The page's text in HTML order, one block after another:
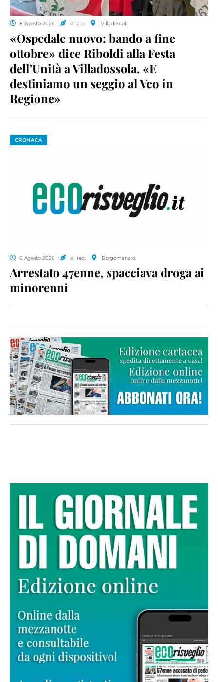
8 Agosto 2026 di a.p. Villadossola
«Ospedale nuovo: bando a fine
ottobre» dice Riboldi alla Festa
dell’Unità a Villadossola. «E
destiniamo un seggio al Vco in
Regione»
CRONACA
6 Agosto 2026 di red. Borgomanero
Arrestato 47enne, spacciava droga ai
minorenni